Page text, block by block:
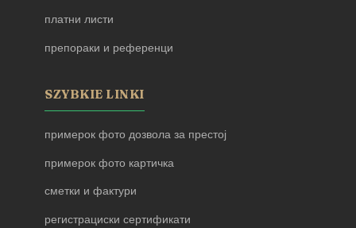
платни листи
препораки и референци
SZYBKIE LINKI
примерок фото дозвола за престој
примерок фото картичка
сметки и фактури
регистрациски сертификати